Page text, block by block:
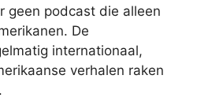
geen podcast die alleen
De
internationaal,
verhalen raken